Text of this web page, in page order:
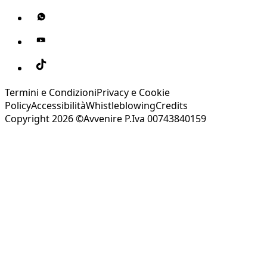
Termini e CondizioniPrivacy e Cookie
PolicyAccessibilitàWhistleblowingCredits
Copyright 2026 ©Avvenire P.Iva 00743840159